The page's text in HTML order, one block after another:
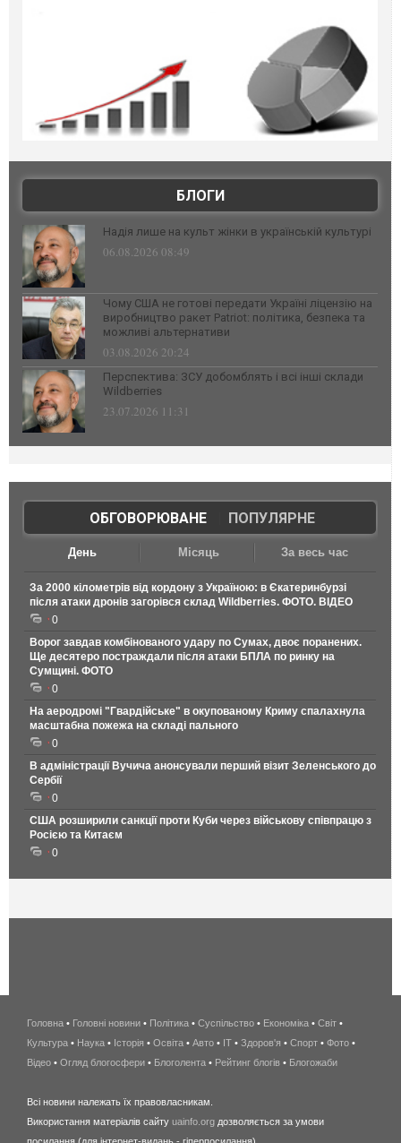
БЛОГИ
Надія лише на культ жінки в українській культурі
06.08.2026 08:49
Чому США не готові передати Україні ліцензію на
виробництво ракет Patriot: політика, безпека та
можливі альтернативи
03.08.2026 20:24
Перспектива: ЗСУ добомблять і всі інші склади
Wildberries
23.07.2026 11:31
ОБГОВОРЮВАНЕ| ПОПУЛЯРНЕ
День Місяць За весь час
За 2000 кілометрів від кордону з Україною: в Єкатеринбурзі
після атаки дронів загорівся склад Wildberries. ФОТО. ВІДЕО
0
Ворог завдав комбінованого удару по Сумах, двоє поранених.
Ще десятеро постраждали після атаки БПЛА по ринку на
Сумщині. ФОТО
0
На аеродромі "Гвардійське" в окупованому Криму спалахнула
масштабна пожежа на складі пального
0
В адміністрації Вучича анонсували перший візит Зеленського до
Сербії
0
США розширили санкції проти Куби через військову співпрацю з
Росією та Китаєм
0
беспроводной
интернет
киев
wimax
Головна • Головні новини • Політика • Суспільство • Економіка • Світ •
Культура • Наука • Історія • Освіта • Авто • IT • Здоров'я • Спорт • Фото •
Відео • Огляд блогосфери • Блоголента • Рейтинг блогів • Блогожаби
Всі новини належать їх правовласникам.
Використання матеріалів сайту uainfo.org дозволяється за умови